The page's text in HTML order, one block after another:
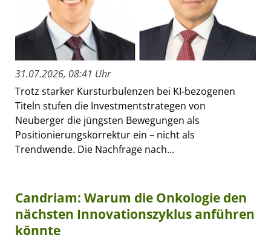
31.07.2026, 08:41 Uhr
Trotz starker Kursturbulenzen bei KI-bezogenen
Titeln stufen die Investmentstrategen von
Neuberger die jüngsten Bewegungen als
Positionierungskorrektur ein – nicht als
Trendwende. Die Nachfrage nach...
Candriam: Warum die Onkologie den
nächsten Innovationszyklus anführen
könnte